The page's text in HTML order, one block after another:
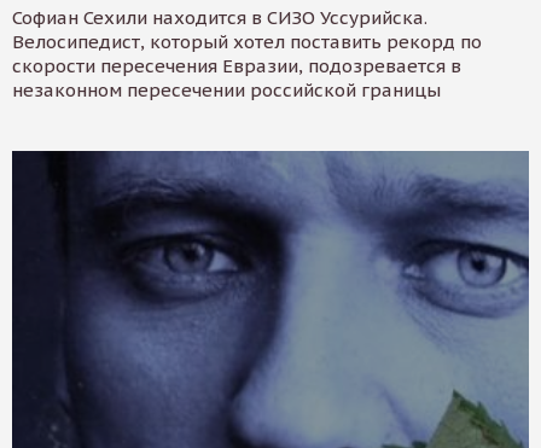
Софиан Сехили находится в СИЗО Уссурийска.
Велосипедист, который хотел поставить рекорд по
скорости пересечения Евразии, подозревается в
незаконном пересечении российской границы